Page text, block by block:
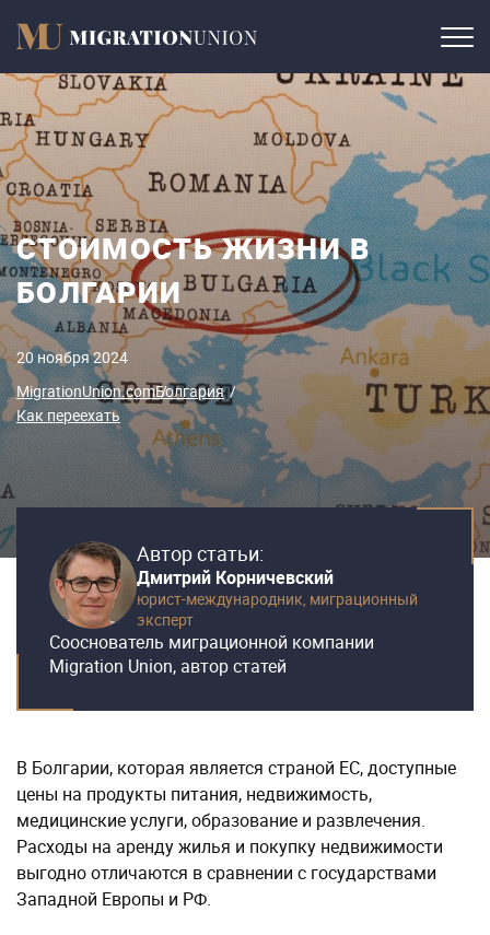
СТОИМОСТЬ ЖИЗНИ В
БОЛГАРИИ
20 ноября 2024
MigrationUnion.comБолгария
Как переехать
Автор статьи:
Дмитрий Корничевский
юрист-международник, миграционный
эксперт
Сооснователь миграционной компании
Migration Union, автор статей
В Болгарии, которая является страной ЕС, доступные
цены на продукты питания, недвижимость,
медицинские услуги, образование и развлечения.
Расходы на аренду жилья и покупку недвижимости
выгодно отличаются в сравнении с государствами
Западной Европы и РФ.